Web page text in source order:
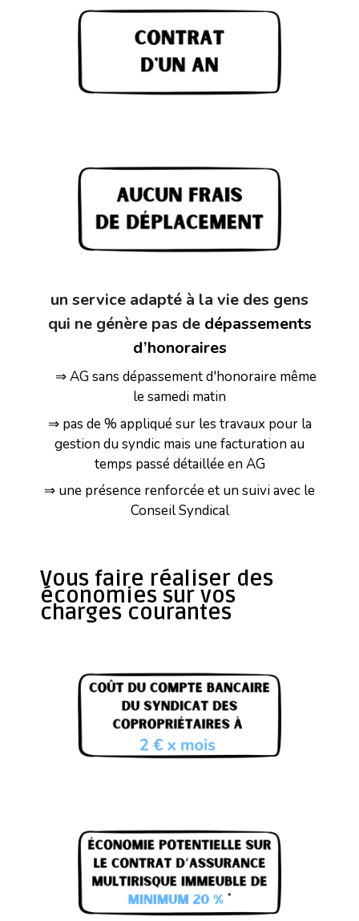
un service adapté à la vie des gens
qui ne génère pas de dépassements
d’honoraires
⇒ AG sans dépassement d'honoraire même
le samedi matin
⇒ pas de % appliqué sur les travaux pour la
gestion du syndic mais une facturation au
temps passé détaillée en AG
⇒ une présence renforcée et un suivi avec le
Conseil Syndical
Vous faire réaliser des
économies sur vos
charges courantes